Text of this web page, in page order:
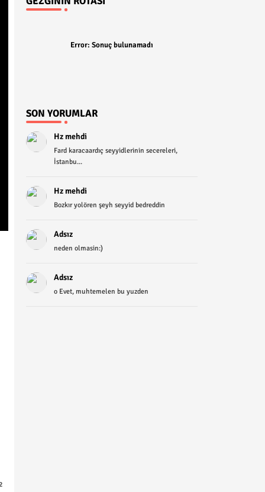
Error: Sonuç bulunamadı
SON YORUMLAR
Hz mehdi
Fard karacaardıç seyyidlerinin secereleri,
İstanbu...
Hz mehdi
Bozkır yolören şeyh seyyid bedreddin
Adsız
neden olmasin:)
Adsız
o Evet, muhtemelen bu yuzden